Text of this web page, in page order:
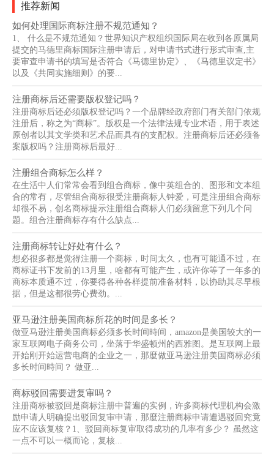
推荐新闻
如何处理国际商标注册不规范通知？
1、 什么是不规范通知？世界知识产权组织国际局在收到各原属局
提交的马德里商标国际注册申请后，对申请书式进行形式审查,主
要审查申请书的填写是否符合《马德里协定》、《马德里议定书》
以及《共同实施细则》的要...
注册商标后还需要版权登记吗？
注册商标后还必须版权登记吗？一个品牌经政府部门有关部门依规
注册后，称之为“商标”。版权是一个法律法规专业术语，用于表述
原创者以其文学类和艺术品而具有的支配权。注册商标后还必须备
案版权吗？注册商标后最好...
注册组合商标怎么样？
在生活中人们常常会看到组合商标，像中英组合的、图形和文本组
合的常有，尽管组合商标很受注册商标人钟爱，可是注册组合商标
却很不易，创名商标提示注册组合商标人们必须留意下列几个问
题。组合注册商标存有什么缺点...
注册商标转让好处有什么？
想必很多都是觉得注册一个商标，时间太久，也有可能通不过，在
商标证书下发前的13月里，啥都有可能产生，或许你等了一年多的
商标本质通不过，你要得各种各样提前准备材料，以协助其尽早根
据，但是这都很劳心费劲。...
亚马逊注册美国商标所花的时间是多长？
做亚马逊注册美国商标必须多长时间時间，amazon是美国较大的一
家互联网电子商务公司，坐落于华盛顿州的西雅图。是互联网上最
开始刚开始运营电商的企业之一，那麼做亚马逊注册美国商标必须
多长时间時间？ 做亚...
商标驳回需要进复审吗？
注册商标被驳回是商标注册中普遍的实例，许多商标代理机构会激
励申请人明确提出驳回复审申请，那麼注册商标申请遭遇驳回究竟
应不应该复核？1、驳回商标复审取得成功的几率有多少？ 虽然这
一点不可以一概而论，复核...